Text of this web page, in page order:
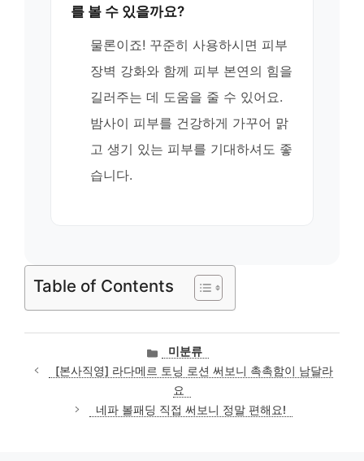
를 볼 수 있을까요?
물론이죠! 꾸준히 사용하시면 피부
장벽 강화와 함께 피부 본연의 힘을
길러주는 데 도움을 줄 수 있어요.
밤사이 피부를 건강하게 가꾸어 맑
고 생기 있는 피부를 기대하셔도 좋
습니다.
Table of Contents
카
테
고
미분류
[본사직영] 라다메르 토닝 로션 써보니 촉촉함이 남달라
요
네파 볼패딩 직접 써보니 정말 편해요!